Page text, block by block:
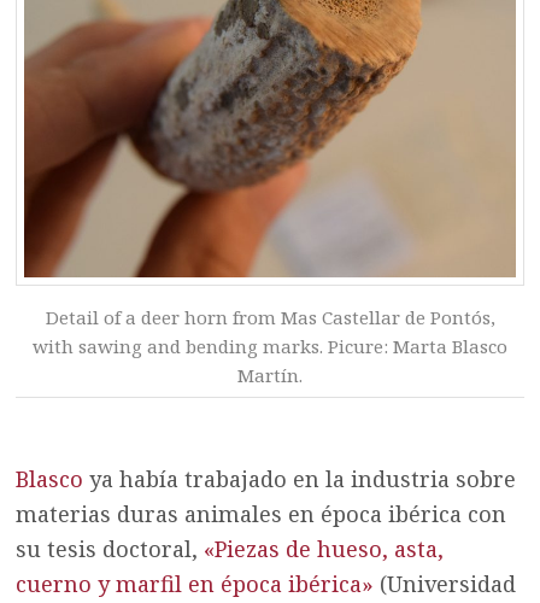
Detail of a deer horn from Mas Castellar de Pontós,
with sawing and bending marks. Picure: Marta Blasco
Martín.
Blasco ya había trabajado en la industria sobre
materias duras animales en época ibérica con
su tesis doctoral, «Piezas de hueso, asta,
cuerno y marfil en época ibérica» (Universidad